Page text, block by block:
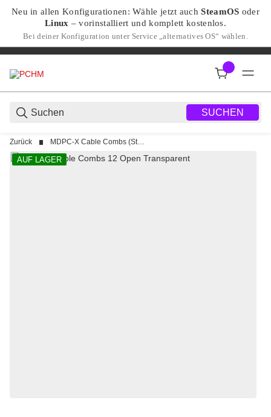
Neu in allen Konfigurationen: Wähle jetzt auchSteamOS oder
Linux – vorinstalliert und komplett kostenlos.
Bei deiner Konfiguration unter Service „alternatives OS“ wählen.
SUCHEN
Zurück MDPC-X Cable Combs (Standard & 12VHPWR Combs)
AUF LAGER